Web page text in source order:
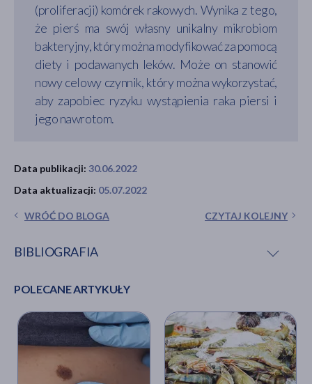
(proliferacji) komórek rakowych. Wynika z tego,
że pierś ma swój własny unikalny mikrobiom
bakteryjny, który można modyfikować za pomocą
diety i podawanych leków. Może on stanowić
nowy celowy czynnik, który można wykorzystać,
aby zapobiec ryzyku wystąpienia raka piersi i
jego nawrotom.
Data publikacji: 30.06.2022
Data aktualizacji: 05.07.2022
WRÓĆ DO BLOGA CZYTAJ KOLEJNY
BIBLIOGRAFIA
with prognostic features and immunological
signatures in breast cancer, Genome medicine
[online],
https://genomemedicine.biomedcentral.com/articles/
021-00874-2 [dostęp:] 29.06.2022.
POLECANE ARTYKUŁY